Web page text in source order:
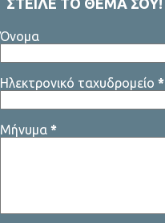
Όνομα
Ηλεκτρονικό ταχυδρομείο *
Μήνυμα *